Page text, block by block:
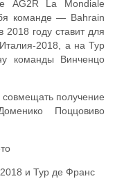
AG2R La Mondiale
команде — Bahrain
2018 году ставит для
2018, а на Тур
команды Винченцо
получение
Поццовиво
и Тур де Франс